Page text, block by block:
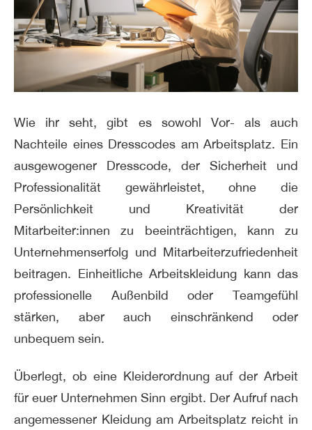
Wie ihr seht, gibt es sowohl Vor- als auch
Nachteile eines Dresscodes am Arbeitsplatz. Ein
ausgewogener Dresscode, der Sicherheit und
Professionalität gewährleistet, ohne die
Persönlichkeit und Kreativität der
Mitarbeiter:innen zu beeinträchtigen, kann zu
Unternehmenserfolg und Mitarbeiterzufriedenheit
beitragen. Einheitliche Arbeitskleidung kann das
professionelle Außenbild oder Teamgefühl
stärken, aber auch einschränkend oder
unbequem sein.
Überlegt, ob eine Kleiderordnung auf der Arbeit
für euer Unternehmen Sinn ergibt. Der Aufruf nach
angemessener Kleidung am Arbeitsplatz reicht in